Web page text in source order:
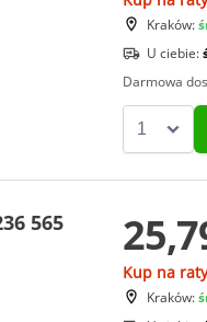
Kraków:
U ciebie:
Darmowa
565
Kup na raty
Kraków: